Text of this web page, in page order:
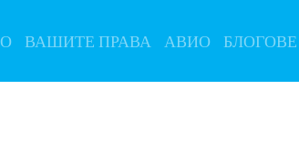
ВАШИТЕ ПРАВА АВИО БЛОГОВЕ